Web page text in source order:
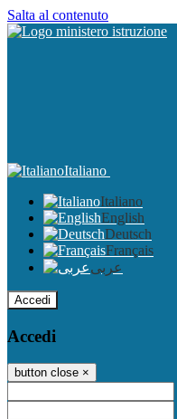
Salta al contenuto
Italiano
Italiano
English
Deutsch
Français
عربى
Accedi
Accedi
button close ×